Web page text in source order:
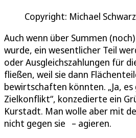
Copyright: Michael Schwarz
Auch wenn über Summen
wurde, ein wesentlicher Teil
oder Ausgleichszahlungen für
fließen, weil sie dann
bewirtschaften könnten. „Ja, es
Zielkonflikt“, konzedierte ein
Kurstadt. Man wolle aber mit
nicht gegen sie – agieren.